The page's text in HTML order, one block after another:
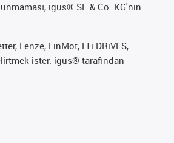
igus® SE & Co. KG'nin
Lenze, LinMot, LTi DRiVES,
ister. igus® tarafından